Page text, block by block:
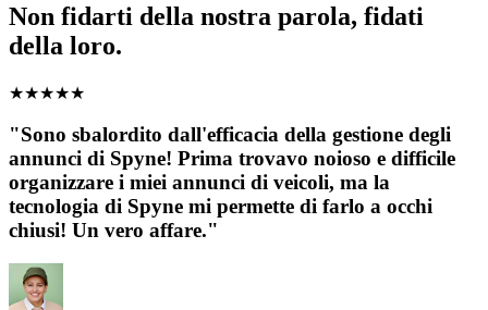
Non fidarti della nostra parola, fidati
della loro.
★★★★★
"Sono sbalordito dall'efficacia della gestione degli
annunci di Spyne! Prima trovavo noioso e difficile
organizzare i miei annunci di veicoli, ma la
tecnologia di Spyne mi permette di farlo a occhi
chiusi! Un vero affare."